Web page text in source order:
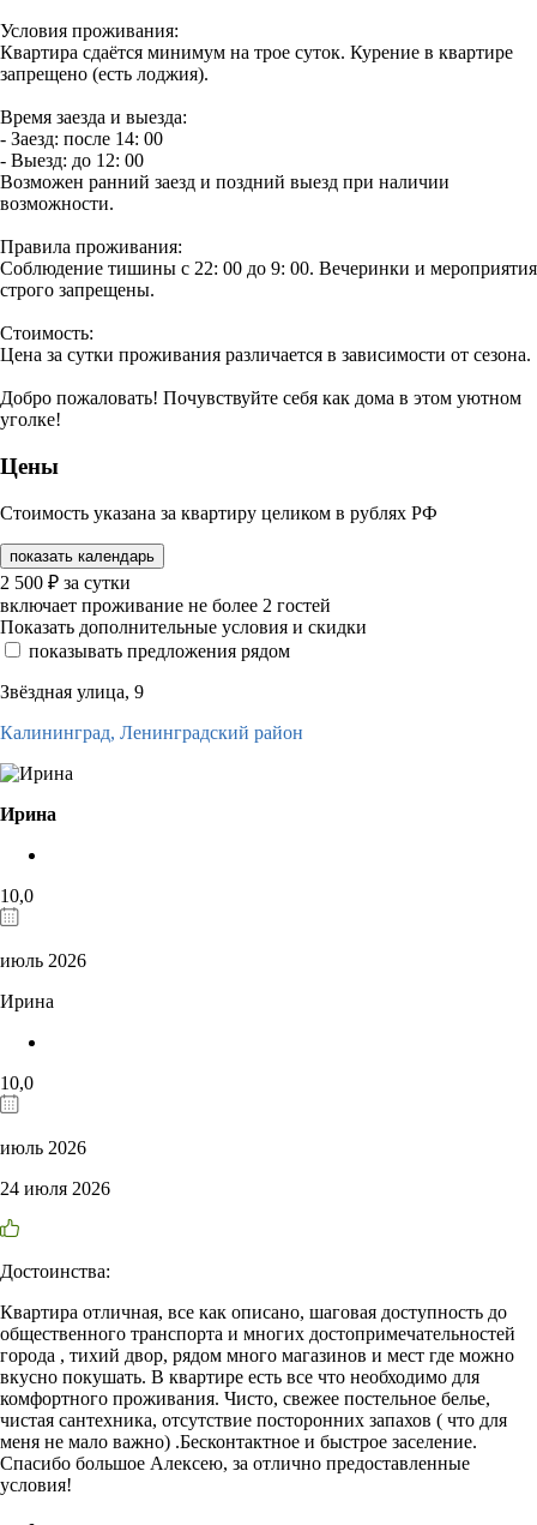
Условия проживания:
Квартира сдаётся минимум на трое суток. Курение в квартире
запрещено (есть лоджия).
Время заезда и выезда:
- Заезд: после 14: 00
- Выезд: до 12: 00
Возможен ранний заезд и поздний выезд при наличии
возможности.
Правила проживания:
Соблюдение тишины с 22: 00 до 9: 00. Вечеринки и мероприятия
строго запрещены.
Стоимость:
Цена за сутки проживания различается в зависимости от сезона.
Добро пожаловать! Почувствуйте себя как дома в этом уютном
уголке!
Цены
Стоимость указана за квартиру целиком в рублях РФ
показать календарь
2 500 ₽ за сутки
включает проживание не более 2 гостей
Показать дополнительные условия и скидки
показывать предложения рядом
Звёздная улица, 9
Калининград, Ленинградский район
Ирина
10,0
июль 2026
Ирина
10,0
июль 2026
24 июля 2026
Достоинства:
Квартира отличная, все как описано, шаговая доступность до
общественного транспорта и многих достопримечательностей
города , тихий двор, рядом много магазинов и мест где можно
вкусно покушать. В квартире есть все что необходимо для
комфортного проживания. Чисто, свежее постельное белье,
чистая сантехника, отсутствие посторонних запахов ( что для
меня не мало важно) .Бесконтактное и быстрое заселение.
Спасибо большое Алексею, за отлично предоставленные
условия!